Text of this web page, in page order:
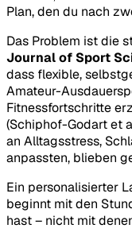
Plan, den du nach
Das Problem ist die
Journal of Sport
dass flexible,
Amateur-
Fitnessfortschritte
(Schiphof-Godart et
an Alltagsstress,
anpassten, blieben
Ein personalisierter
beginnt mit den
hast – nicht mit